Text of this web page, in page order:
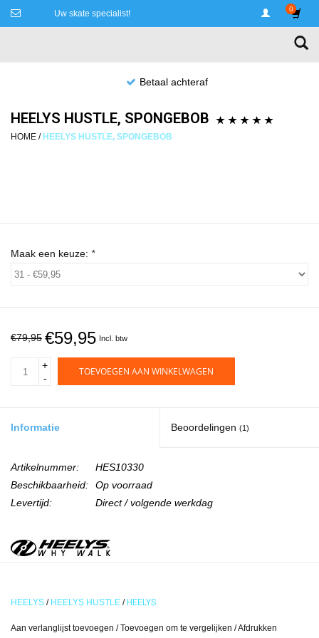
Uw skate specialist! 0
Betaal achteraf
HEELYS HUSTLE, SPONGEBOB
HOME / HEELYS HUSTLE, SPONGEBOB
Maak een keuze: *
€79,95 €59,95 Incl. btw
+
-
TOEVOEGEN AAN WINKELWAGEN
Informatie Beoordelingen (1)
Artikelnummer:
HES10330
Beschikbaarheid:
Op voorraad
Levertijd:
Direct / volgende werkdag
zeewier
We werkten samen met de legende SpongeBob SquarePants en
HEELYS / HEELYS HUSTLE / HEELYS
Aan verlanglijst toevoegen /Toevoegen om te vergelijken /Afdrukken